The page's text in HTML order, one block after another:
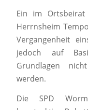
Ein im
Herrnsheim
Vergangenheit
jedoch auf
Grundlagen
werden.
Die SPD